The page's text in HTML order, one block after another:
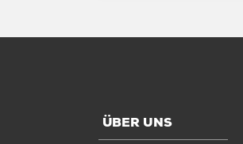
ÜBER UNS